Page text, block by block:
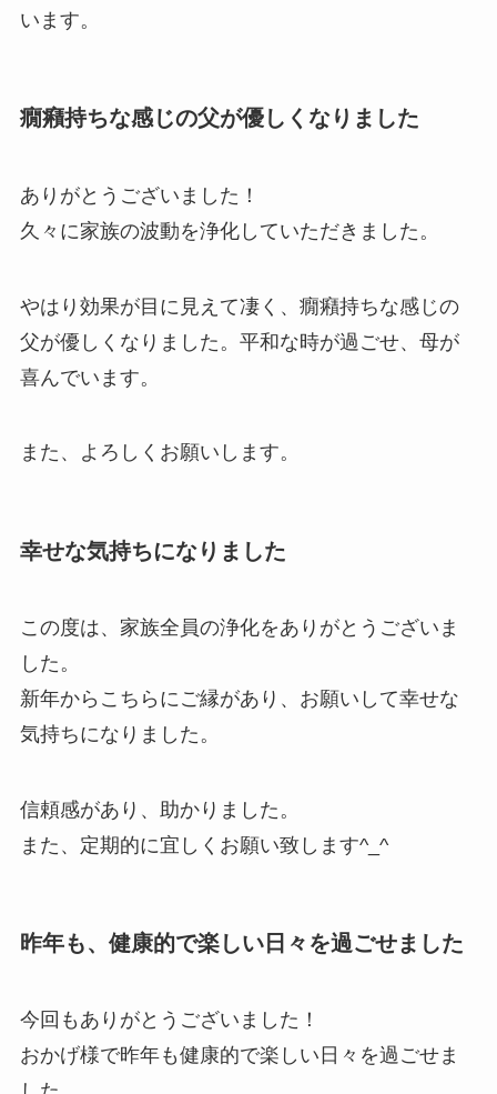
います。
癇癪持ちな感じの父が優しくなりました
ありがとうございました！
久々に家族の波動を浄化していただきました。
やはり効果が目に見えて凄く、癇癪持ちな感じの
父が優しくなりました。平和な時が過ごせ、母が
喜んでいます。
また、よろしくお願いします。
幸せな気持ちになりました
この度は、家族全員の浄化をありがとうございま
した。
新年からこちらにご縁があり、お願いして幸せな
気持ちになりました。
信頼感があり、助かりました。
また、定期的に宜しくお願い致します^_^
昨年も、健康的で楽しい日々を過ごせました
今回もありがとうございました！
おかげ様で昨年も健康的で楽しい日々を過ごせま